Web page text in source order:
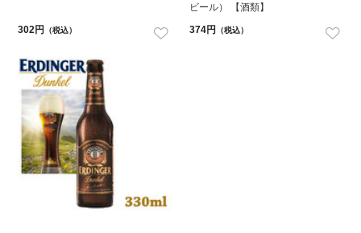
302円 （税込）
ビール） 【酒類】
374円
（税込）